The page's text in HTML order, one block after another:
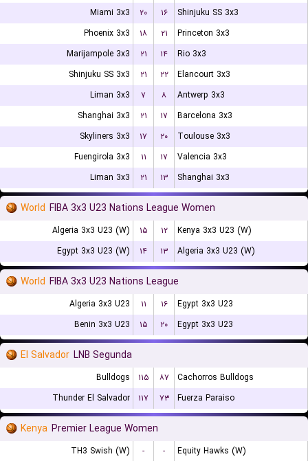
Miami 3x3
۲۰ ۱۶
Shinjuku SS 3x3
Phoenix 3x3
۱۸ ۲۱
Princeton 3x3
Marijampole 3x3
۲۱ ۱۴
Rio 3x3
Shinjuku SS 3x3
۲۱ ۲۲
Elancourt 3x3
Liman 3x3
۷ ۸
Antwerp 3x3
Shanghai 3x3
۲۱ ۱۷
Barcelona 3x3
Skyliners 3x3
۱۷ ۲۰
Toulouse 3x3
Fuengirola 3x3
۱۱ ۱۷
Valencia 3x3
Liman 3x3
۲۱ ۱۳ Shanghai 3x3
World FIBA 3x3 U23 Nations League Women
Algeria 3x3 U23 (W) ۱۵ ۱۲
Kenya 3x3 U23 (W)
Egypt 3x3 U23 (W)
۱۴ ۱۳ Algeria 3x3 U23 (W)
World FIBA 3x3 U23 Nations League
Algeria 3x3 U23 ۱۱ ۱۶
Egypt 3x3 U23
Benin 3x3 U23
۱۵ ۲۰ Egypt 3x3 U23
El Salvador LNB Segunda
Bulldogs ۱۱۵ ۸۷
Cachorros Bulldogs
Thunder El Salvador
۱۱۷ ۷۳ Fuerza Paraiso
Kenya Premier League Women
TH3 Swish (W) - -
Equity Hawks (W)